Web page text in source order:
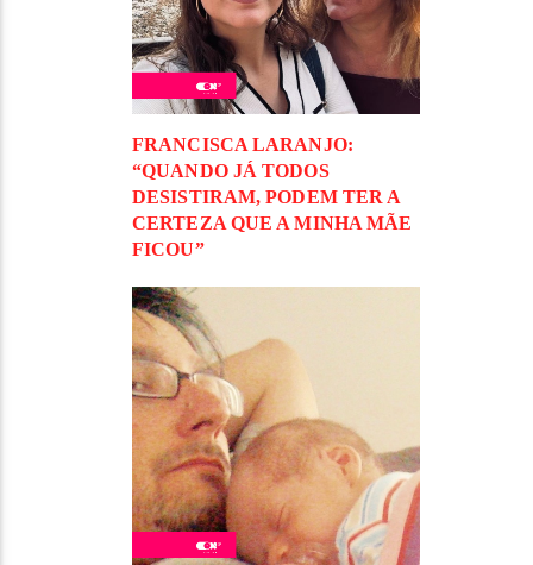
FRANCISCA LARANJO:
“QUANDO JÁ TODOS
DESISTIRAM, PODEM TER A
CERTEZA QUE A MINHA MÃE
FICOU”